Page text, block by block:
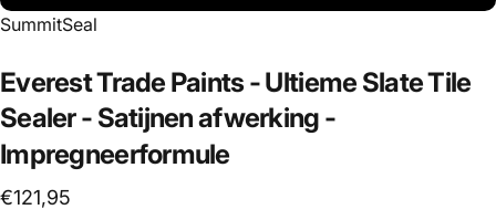
SummitSeal
EverestTrade Paints-Ultieme SlateTile
Sealer- Satijnenafwerking -
Impregneerformule
€121,95